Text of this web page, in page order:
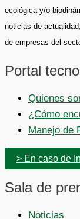
ecológica y/o
noticias de
de empresas del
Portal
Quienes
¿Cómo
Manejo de
> En caso de
Sala de
Noticias